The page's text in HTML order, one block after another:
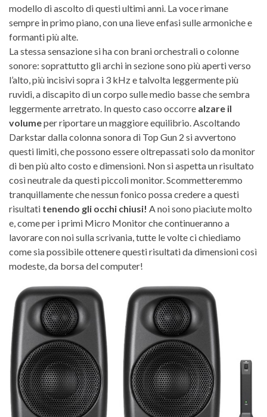
modello di ascolto di questi ultimi anni. La voce rimane
sempre in primo piano, con una lieve enfasi sulle armoniche e
formanti più alte.
La stessa sensazione si ha con brani orchestrali o colonne
sonore: soprattutto gli archi in sezione sono più aperti verso
l’alto, più incisivi sopra i 3 kHz e talvolta leggermente più
ruvidi, a discapito di un corpo sulle medio basse che sembra
leggermente arretrato. In questo caso occorre alzare il
volumeper riportare un maggiore equilibrio. Ascoltando
Darkstar dalla colonna sonora di Top Gun 2 si avvertono
questi limiti, che possono essere oltrepassati solo da monitor
di ben più alto costo e dimensioni. Non si aspetta un risultato
così neutrale da questi piccoli monitor. Scommetteremmo
tranquillamente che nessun fonico possa credere a questi
risultati tenendo gli occhi chiusi! A noi sono piaciute molto
e, come per i primi Micro Monitor che continueranno a
lavorare con noi sulla scrivania, tutte le volte ci chiediamo
come sia possibile ottenere questi risultati da dimensioni così
modeste, da borsa del computer!